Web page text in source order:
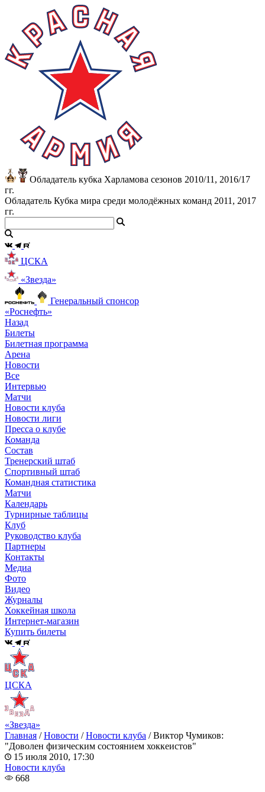
Обладатель кубка Харламова сезонов 2010/11, 2016/17
гг.
Обладатель Кубка мира среди молодёжных команд 2011, 2017
гг.
ЦСКА
«Звезда»
Генеральный спонсор
«Роснефть»
Назад
Билеты
Билетная программа
Арена
Новости
Все
Интервью
Матчи
Новости клуба
Новости лиги
Пресса о клубе
Команда
Состав
Тренерский штаб
Спортивный штаб
Командная статистика
Матчи
Календарь
Турнирные таблицы
Клуб
Руководство клуба
Партнеры
Контакты
Медиа
Фото
Видео
Журналы
Хоккейная школа
Интернет-магазин
Купить билеты
ЦСКА
«Звезда»
Главная /Новости /Новости клуба /Виктор Чумиков:
"Доволен физическим состоянием хоккеистов"
15 июля 2010, 17:30
Новости клуба
668